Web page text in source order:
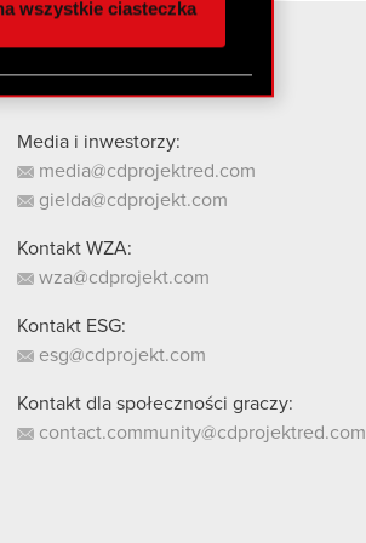
innymi danymi
z naszej witryny,
wszystkie ciasteczka
Media i inwestorzy:
media@cdprojektred.com
gielda@cdprojekt.com
Kontakt WZA:
wza@cdprojekt.com
Kontakt ESG:
esg@cdprojekt.com
Kontakt dla społeczności graczy:
contact.community@cdprojektred.com